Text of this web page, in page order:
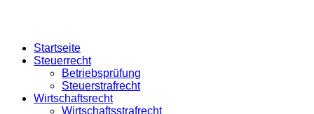
Startseite
Steuerrecht
Betriebsprüfung
Steuerstrafrecht
Wirtschaftsrecht
Wirtschaftsstrafrecht